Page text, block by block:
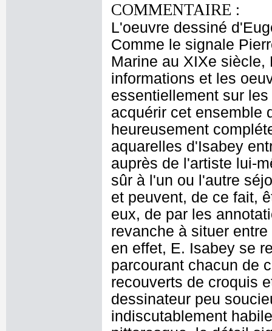
COMMENTAIRE :
L'oeuvre dessiné
Comme le signale
Marine au XIXe
informations et les
essentiellement sur
acquérir cet ensemble
heureusement
aquarelles d'Isabey
auprès de l'artiste lui-
sûr à l'un ou l'autre
et peuvent, de ce fait,
eux, de par les
revanche à situer
en effet, E. Isabey se
parcourant chacun de
recouverts de croquis
dessinateur peu
indiscutablement